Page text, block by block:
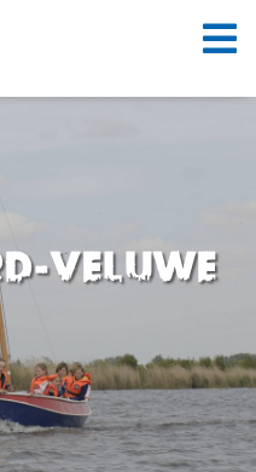
Veluwe